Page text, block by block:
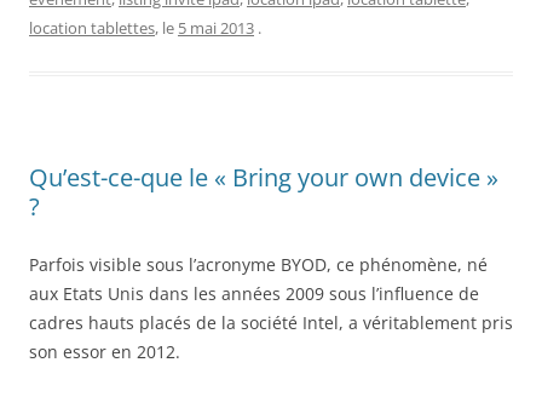
location tablettes, le 5 mai 2013 .
Qu’est-ce-que le « Bring your own device »
?
Parfois visible sous l’acronyme BYOD, ce phénomène, né
aux Etats Unis dans les années 2009 sous l’influence de
cadres hauts placés de la société Intel, a véritablement pris
son essor en 2012.